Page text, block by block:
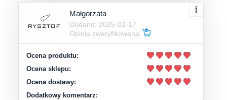
Małgorzata
Dodano: 2025-02-17
Opinia zweryfikowana
Ocena produktu:
Ocena sklepu:
Ocena dostawy:
Dodatkowy komentarz: